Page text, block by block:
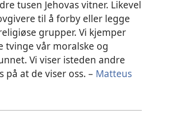
tusen Jehovas vitner. Likevel
til å forby eller legge
grupper. Vi kjemper
tvinge vår moralske og
Vi viser isteden andre
at de viser oss. – Matteus